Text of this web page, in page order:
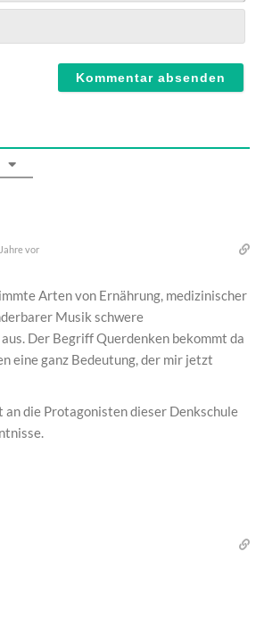
vor
Arten von Ernährung, medizinischer
Musik schwere
Der Begriff Querdenken bekommt da
eine ganz Bedeutung, der mir jetzt
an die Protagonisten dieser Denkschule